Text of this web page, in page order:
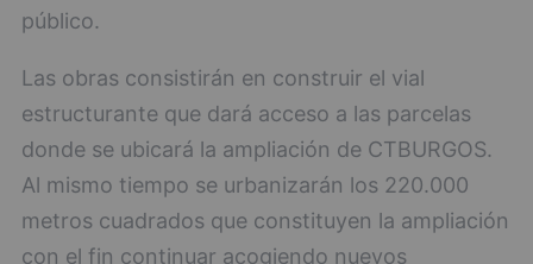
público.
Las obras consistirán en construir el vial
estructurante que dará acceso a las parcelas
donde se ubicará la ampliación de CTBURGOS.
Al mismo tiempo se urbanizarán los 220.000
metros cuadrados que constituyen la ampliación
con el fin continuar acogiendo nuevos